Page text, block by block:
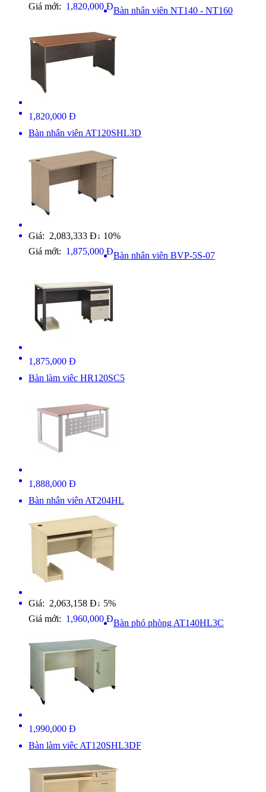
Giá mới: 1,820,000 ĐBàn nhân viên NT140 - NT160
1,820,000 Đ
Bàn nhân viên AT120SHL3D
Giá: 2,083,333 Đ ↓ 10%
Giá mới: 1,875,000 ĐBàn nhân viên BVP-5S-07
1,875,000 Đ
Bàn làm viêc HR120SC5
1,888,000 Đ
Bàn nhân viên AT204HL
Giá: 2,063,158 Đ ↓ 5%
Giá mới: 1,960,000 ĐBàn phó phòng AT140HL3C
1,990,000 Đ
Bàn làm viêc AT120SHL3DF